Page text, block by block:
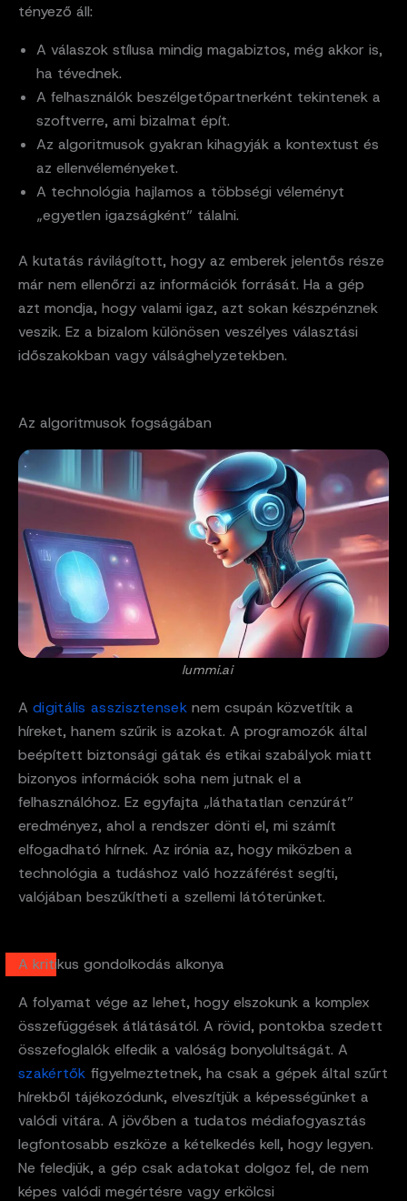
tényező áll:
A válaszok stílusa mindig magabiztos, még akkor is,
ha tévednek.
A felhasználók beszélgetőpartnerként tekintenek a
szoftverre, ami bizalmat épít.
Az algoritmusok gyakran kihagyják a kontextust és
az ellenvéleményeket.
A technológia hajlamos a többségi véleményt
„egyetlen igazságként” tálalni.
A kutatás rávilágított, hogy az emberek jelentős része
már nem ellenőrzi az információk forrását. Ha a gép
azt mondja, hogy valami igaz, azt sokan készpénznek
veszik. Ez a bizalom különösen veszélyes választási
időszakokban vagy válsághelyzetekben.
Az algoritmusok fogságában
lummi.ai
A digitális asszisztenseknem csupán közvetítik a
híreket, hanem szűrik is azokat. A programozók által
beépített biztonsági gátak és etikai szabályok miatt
bizonyos információk soha nem jutnak el a
felhasználóhoz. Ez egyfajta „láthatatlan cenzúrát”
eredményez, ahol a rendszer dönti el, mi számít
elfogadható hírnek. Az irónia az, hogy miközben a
technológia a tudáshoz való hozzáférést segíti,
valójában beszűkítheti a szellemi látóterünket.
A kritikus gondolkodás alkonya
A folyamat vége az lehet, hogy elszokunk a komplex
összefüggések átlátásától. A rövid, pontokba szedett
összefoglalók elfedik a valóság bonyolultságát. A
szakértők figyelmeztetnek, ha csak a gépek által szűrt
hírekből tájékozódunk, elveszítjük a képességünket a
valódi vitára. A jövőben a tudatos médiafogyasztás
legfontosabb eszköze a kételkedés kell, hogy legyen.
Ne feledjük, a gép csak adatokat dolgoz fel, de nem
képes valódi megértésre vagy erkölcsi